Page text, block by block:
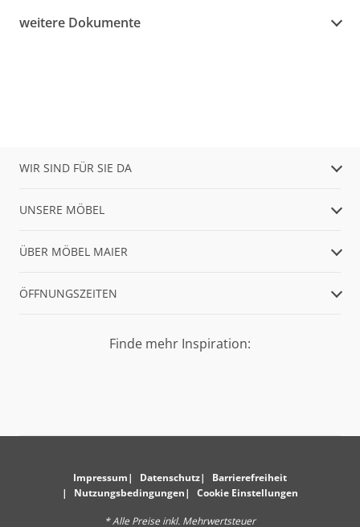
weitere Dokumente
WIR SIND FÜR SIE DA
UNSERE MÖBEL
ÜBER MÖBEL MAIER
ÖFFNUNGSZEITEN
Finde mehr Inspiration:
Impressum Datenschutz
Barrierefreiheit
Nutzungsbedingungen
Cookie Einstellungen
* Alle Preise inkl. Mehrwertsteuer